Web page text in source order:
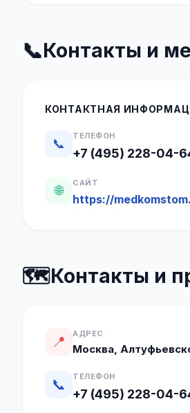
📞Контакты и
КОНТАКТНАЯ
📞
ТЕЛЕФОН
+7 (495) 228-04-
🌐
САЙТ
https://
🗺️Контакты и
📍 АДРЕС
Москва,
📞 ТЕЛЕФОН
+7 (495) 228-04-